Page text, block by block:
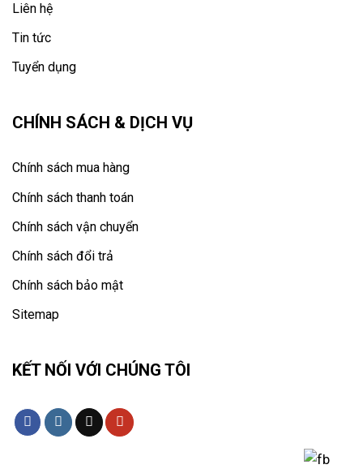
Liên hệ
Tin tức
Tuyển dụng
CHÍNH SÁCH & DỊCH VỤ
Chính sách mua hàng
Chính sách thanh toán
Chính sách vận chuyển
Chính sách đổi trả
Chính sách bảo mật
Sitemap
KẾT NỐI VỚI CHÚNG TÔI